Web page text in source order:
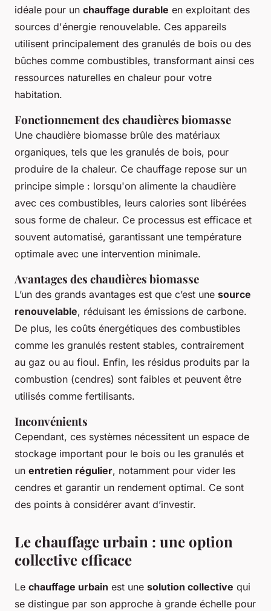
idéale pour un chauffage durable en exploitant des
sources d'énergie renouvelable. Ces appareils
utilisent principalement des granulés de bois ou des
bûches comme combustibles, transformant ainsi ces
ressources naturelles en chaleur pour votre
habitation.
Fonctionnement des chaudières biomasse
Une chaudière biomasse brûle des matériaux
organiques, tels que les granulés de bois, pour
produire de la chaleur. Ce chauffage repose sur un
principe simple : lorsqu'on alimente la chaudière
avec ces combustibles, leurs calories sont libérées
sous forme de chaleur. Ce processus est efficace et
souvent automatisé, garantissant une température
optimale avec une intervention minimale.
Avantages des chaudières biomasse
L’un des grands avantages est que c’est une source
renouvelable, réduisant les émissions de carbone.
De plus, les coûts énergétiques des combustibles
comme les granulés restent stables, contrairement
au gaz ou au fioul. Enfin, les résidus produits par la
combustion (cendres) sont faibles et peuvent être
utilisés comme fertilisants.
Inconvénients
Cependant, ces systèmes nécessitent un espace de
stockage important pour le bois ou les granulés et
un entretien régulier, notamment pour vider les
cendres et garantir un rendement optimal. Ce sont
des points à considérer avant d’investir.
Le chauffage urbain : une option
collective efficace
Le chauffage urbain est une solution collective qui
se distingue par son approche à grande échelle pour